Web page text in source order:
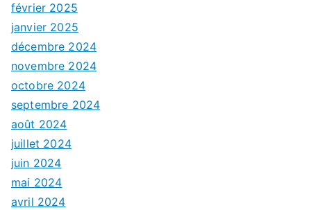
février 2025
janvier 2025
décembre 2024
novembre 2024
octobre 2024
septembre 2024
août 2024
juillet 2024
juin 2024
mai 2024
avril 2024